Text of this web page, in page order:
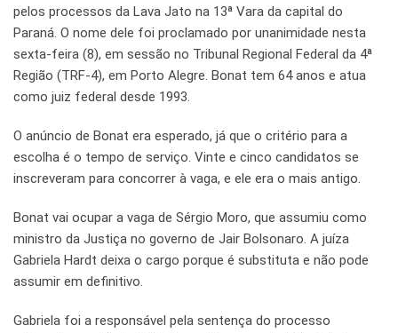
pelos processos da Lava Jato na 13ª Vara da capital do
Paraná. O nome dele foi proclamado por unanimidade nesta
sexta-feira (8), em sessão no Tribunal Regional Federal da 4ª
Região (TRF-4), em Porto Alegre. Bonat tem 64 anos e atua
como juiz federal desde 1993.
O anúncio de Bonat era esperado, já que o critério para a
escolha é o tempo de serviço. Vinte e cinco candidatos se
inscreveram para concorrer à vaga, e ele era o mais antigo.
Bonat vai ocupar a vaga de Sérgio Moro, que assumiu como
ministro da Justiça no governo de Jair Bolsonaro. A juíza
Gabriela Hardt deixa o cargo porque é substituta e não pode
assumir em definitivo.
Gabriela foi a responsável pela sentença do processo